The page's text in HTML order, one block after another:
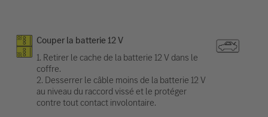
Couper la batterie 12 V
1. Retirer le cache de la batterie 12 V dans le
coffre.
2. Desserrer le câble moins de la batterie 12 V
au niveau du raccord vissé et le protéger
contre tout contact involontaire.